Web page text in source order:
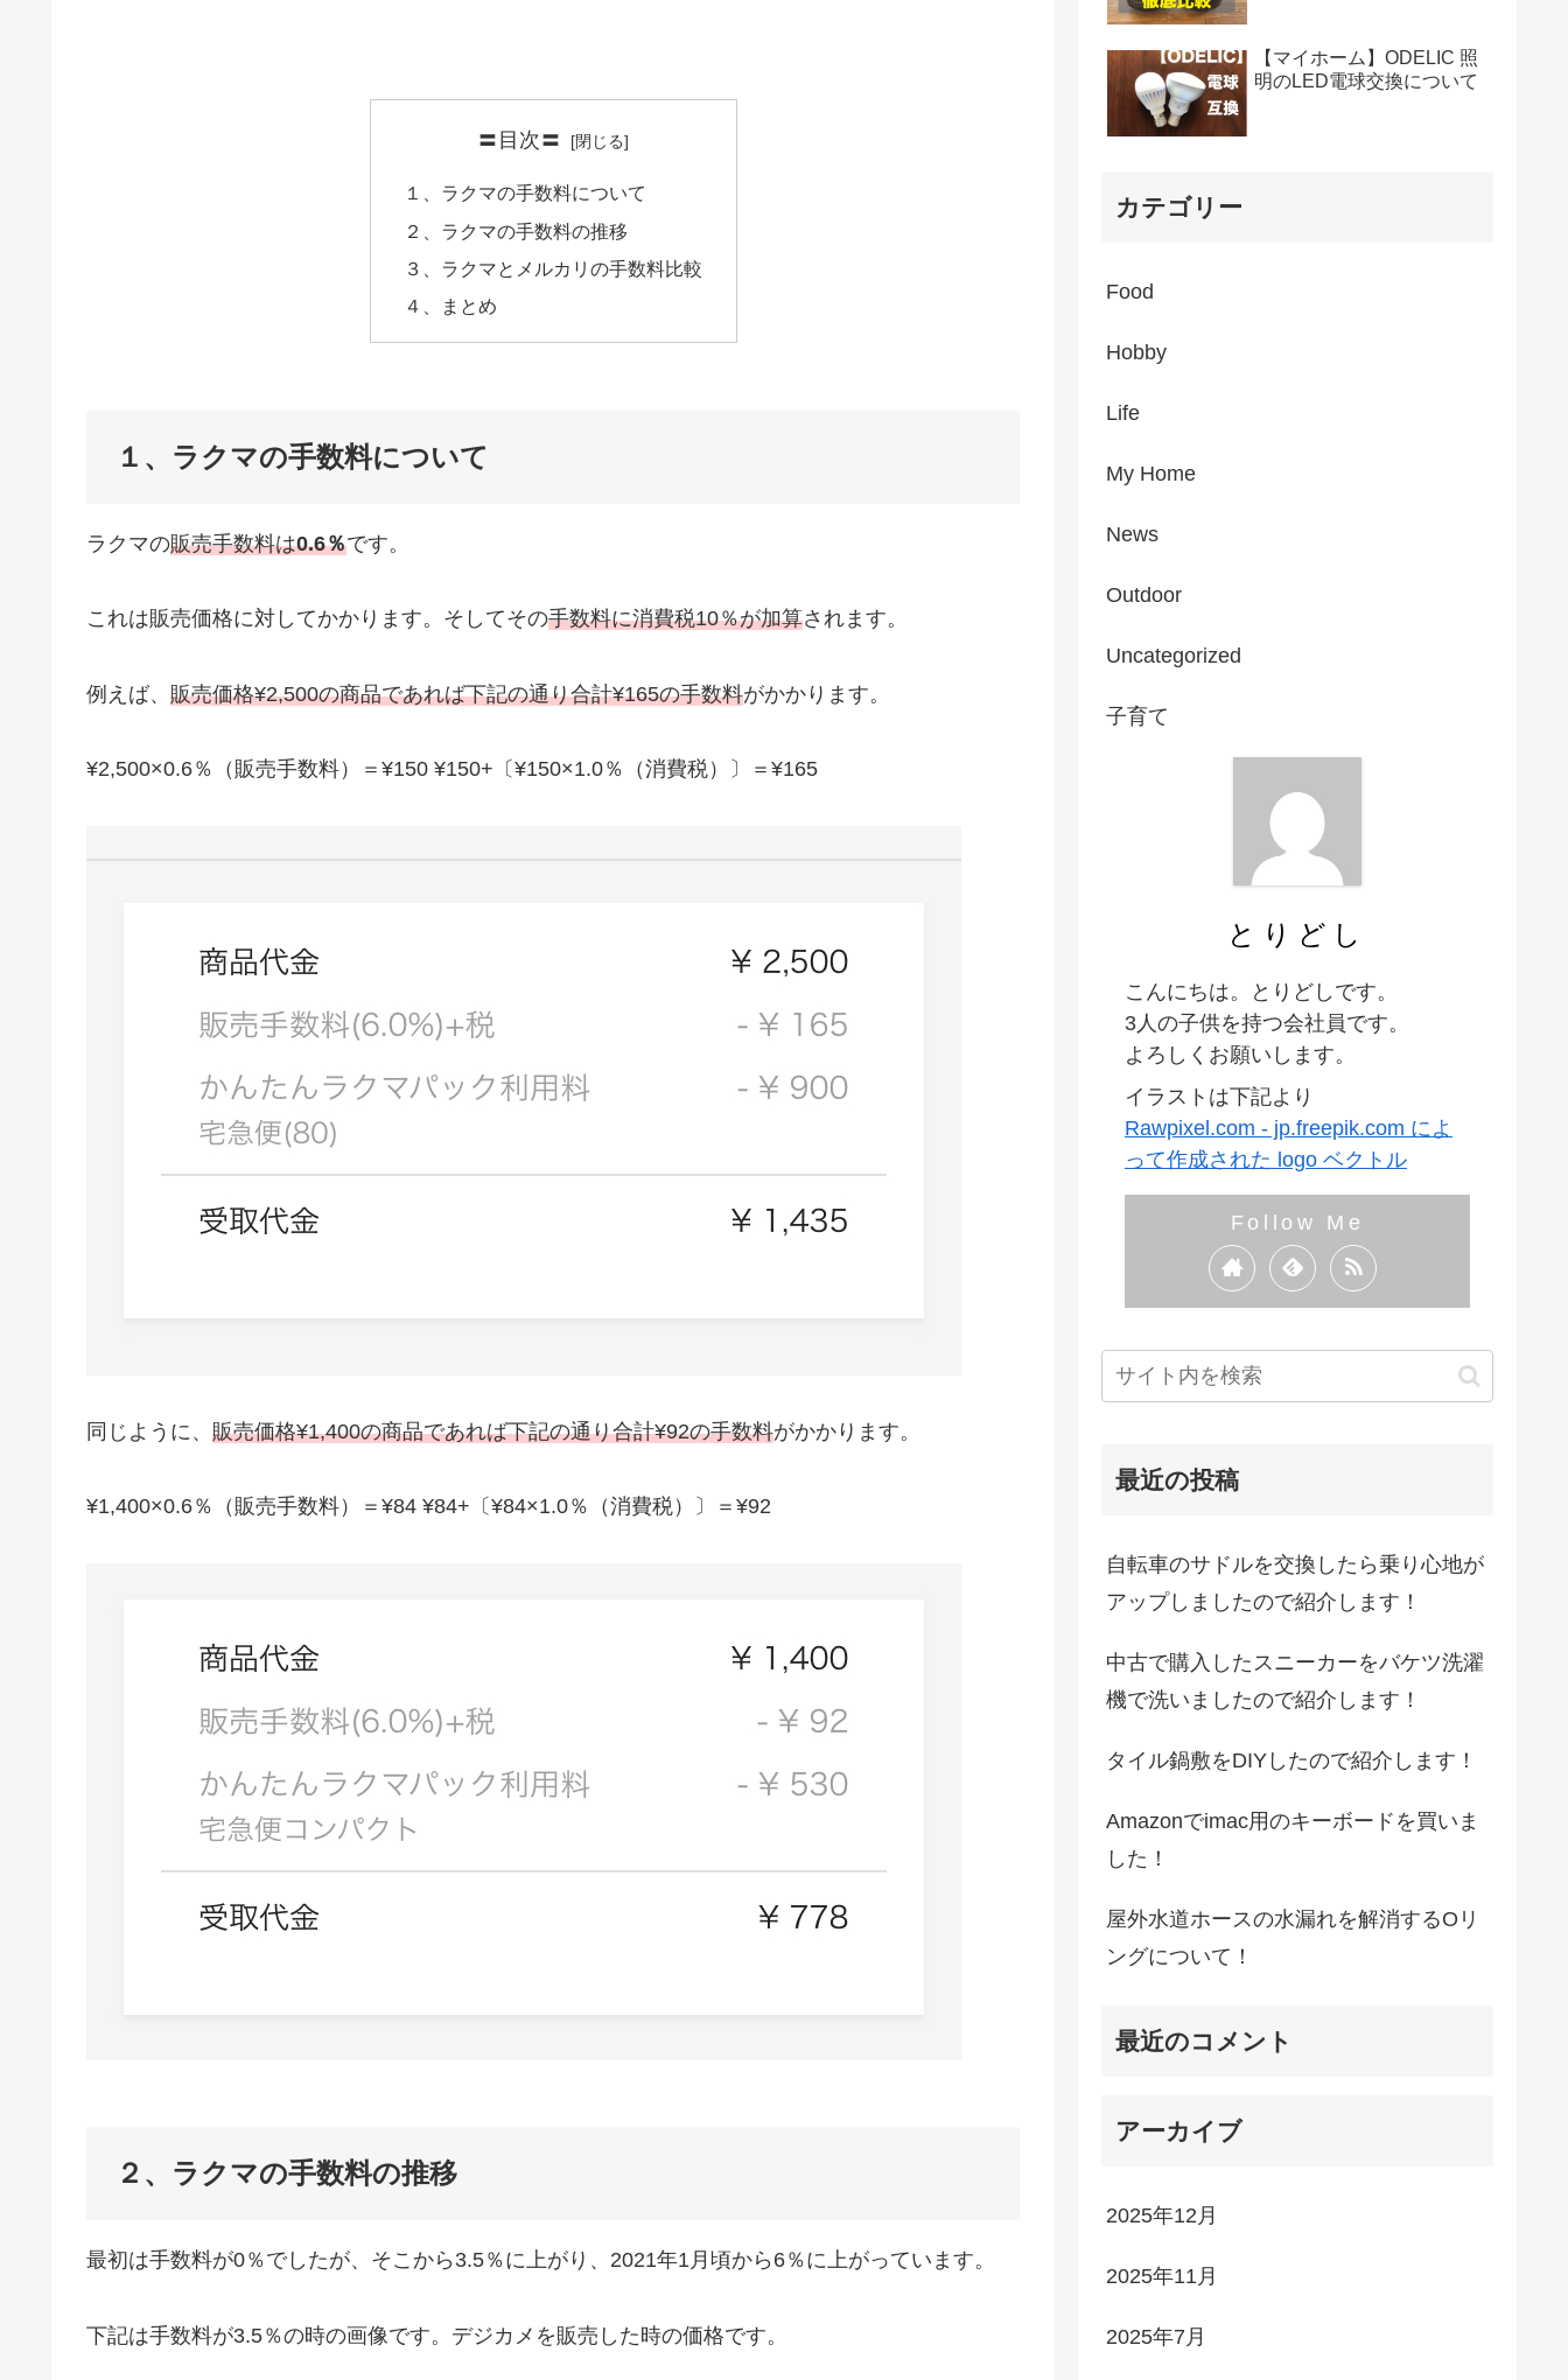
〓目次〓
１、ラクマの手数料について
２、ラクマの手数料の推移
３、ラクマとメルカリの手数料比較
４、まとめ
１、ラクマの手数料について
ラクマの販売手数料は0.6％です。
これは販売価格に対してかかります。そしてその手数料に消費税10％が加算されます。
例えば、 販売価格¥2,500の商品であれば下記の通り合計¥165の手数料がかかります。
¥2,500×0.6％（販売手数料）＝¥150 ¥150+〔¥150×1.0％（消費税）〕＝¥165
同じように、 販売価格¥1,400の商品であれば下記の通り合計¥92の手数料がかかります。
¥1,400×0.6％（販売手数料）＝¥84 ¥84+〔¥84×1.0％（消費税）〕＝¥92
２、ラクマの手数料の推移
最初は手数料が0％でしたが、そこから3.5％に上がり、2021年1月頃から6％に上がっています。
下記は手数料が3.5％の時の画像です。デジカメを販売した時の価格です。
【マイホーム】ODELIC 照
明のLED電球交換について
カテゴリー
Food
Hobby
Life
My Home
News
Outdoor
Uncategorized
子育て
とりどし
こんにちは。とりどしです。
3人の子供を持つ会社員です。
よろしくお願いします。
イラストは下記より
Rawpixel.com - jp.freepik.com によ
って作成された logo ベクトル
最近の投稿
自転車のサドルを交換したら乗り心地が
アップしましたので紹介します！
中古で購入したスニーカーをバケツ洗濯
機で洗いましたので紹介します！
タイル鍋敷をDIYしたので紹介します！
Amazonでimac用のキーボードを買いま
した！
屋外水道ホースの水漏れを解消するOリ
ングについて！
最近のコメント
アーカイブ
2025年12月
2025年11月
2025年7月